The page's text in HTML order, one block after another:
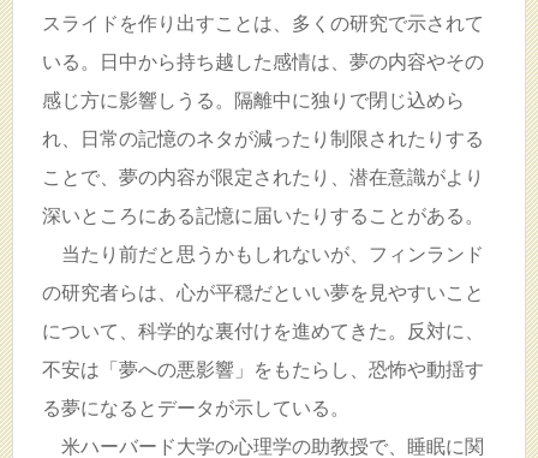
スライドを作り出すことは、多くの研究で示されて
いる。日中から持ち越した感情は、夢の内容やその
感じ方に影響しうる。隔離中に独りで閉じ込めら
れ、日常の記憶のネタが減ったり制限されたりする
ことで、夢の内容が限定されたり、潜在意識がより
深いところにある記憶に届いたりすることがある。
当たり前だと思うかもしれないが、フィンランド
の研究者らは、心が平穏だといい夢を見やすいこと
について、科学的な裏付けを進めてきた。反対に、
不安は「夢への悪影響」をもたらし、恐怖や動揺す
る夢になるとデータが示している。
米ハーバード大学の心理学の助教授で、睡眠に関